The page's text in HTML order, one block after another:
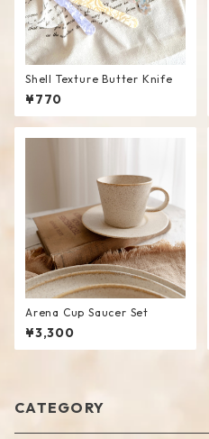
Shell Texture Butter Knife
¥770
Arena Cup Saucer Set
¥3,300
CATEGORY